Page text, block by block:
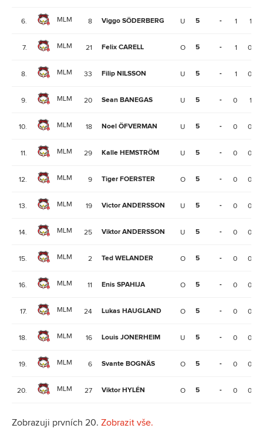
6. MLM 8 Viggo SÖDERBERG U 5 - 1 1
7. MLM 21 Felix CARELL O 5 - 1 0
8. MLM 33 Filip NILSSON U 5 - 1 0
9. MLM 20 Sean BANEGAS U 5 - 0 1
10. MLM 18 Noel ÖFVERMAN U 5 - 0 0
11. MLM 29 Kalle HEMSTRÖM U 5 - 0 0
12. MLM 9 Tiger FOERSTER O 5 - 0 0
13. MLM 19 Victor ANDERSSON U 5 - 0 0
14. MLM 25 Viktor ANDERSSON U 5 - 0 0
15. MLM 2 Ted WELANDER O 5 - 0 0
16. MLM 11 Enis SPAHIJA O 5 - 0 0
17. MLM 24 Lukas HAUGLAND O 5 - 0 0
18. MLM 16 Louis JONERHEIM U 5 - 0 0
19. MLM 6 Svante BOGNÄS O 5 - 0 0
20. MLM 27 Viktor HYLÉN O 5 - 0 0
Zobrazuji prvních 20. Zobrazit vše.